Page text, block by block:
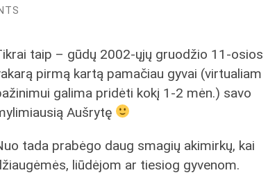
taip – gūdų 2002-ųjų gruodžio 11-osios
pirmą kartą pamačiau gyvai (virtualiam
galima pridėti kokį 1-2 mėn.) savo
Aušrytę
tada prabėgo daug smagių akimirkų, kai
liūdėjom ar tiesiog gyvenom.